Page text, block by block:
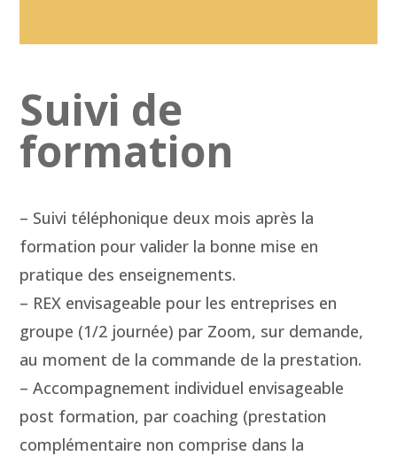
Suivi de
formation
– Suivi téléphonique deux mois après la
formation pour valider la bonne mise en
pratique des enseignements.
– REX envisageable pour les entreprises en
groupe (1/2 journée) par Zoom, sur demande,
au moment de la commande de la prestation.
– Accompagnement individuel envisageable
post formation, par coaching (prestation
complémentaire non comprise dans la